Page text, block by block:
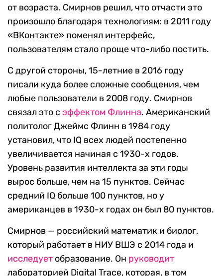
от возраста. Смирнов решил, что отчасти это
произошло благодаря технологиям: в 2011 году
«ВКонтакте» поменял интерфейс,
пользователям стало проще что-либо постить.
С другой стороны, 15-летние в 2016 году
писали куда более сложные сообщения, чем
любые пользователи в 2008 году. Смирнов
связал это с эффектом Флинна. Американский
политолог Джеймс Флинн в 1984 году
установил, что IQ всех людей постепенно
увеличивается начиная с 1930-х годов.
Уровень развития интеллекта за эти годы
вырос больше, чем на 15 пунктов. Сейчас
средний IQ больше 100 пунктов, но у
американцев в 1930-х годах он был 80 пунктов.
Смирнов — российский математик и биолог,
который работает в НИУ ВШЭ с 2014 года и
исследует образование. Он руководит
лабораторией Digital Trace, которая, в том